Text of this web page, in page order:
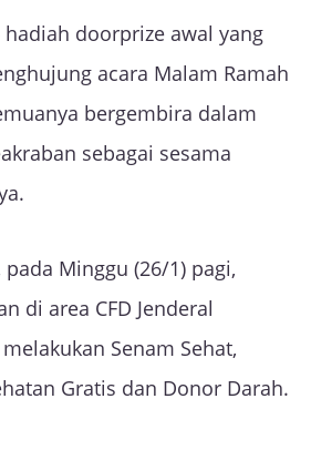
hadiah doorprize awal yang
acara Malam Ramah
bergembira dalam
sebagai sesama
Minggu (26/1) pagi,
di area CFD Jenderal
Senam Sehat,
Gratis dan Donor Darah.